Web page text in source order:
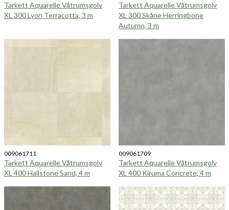
Tarkett Aquarelle Våtrumsgolv
XL 300 Lyon Terracotta, 3 m
Tarkett Aquarelle Våtrumsgolv
XL 300 Skåne Herringbone
Autumn, 3 m
009061711
Tarkett Aquarelle Våtrumsgolv
XL 400 Hallstone Sand, 4 m
009061709
Tarkett Aquarelle Våtrumsgolv
XL 400 Kiruma Concrete, 4 m